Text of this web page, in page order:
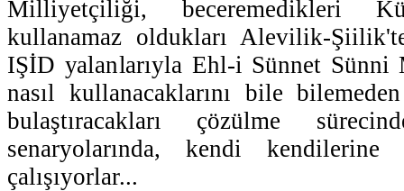
Milliyetçiliği, beceremedikleri
kullanamaz oldukları Alevilik-
IŞİD yalanlarıyla Ehl-i Sünnet Sünni
nasıl kullanacaklarını bile
bulaştıracakları çözülme
senaryolarında, kendi kendilerine
çalışıyorlar...